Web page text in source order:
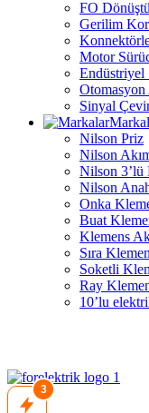
FO
Gerilim
Motor
Endüstriyel
Otomasyon
Sinyal
Nilson Priz
Nilson
Nilson 3’lü
Nilson
Onka
Buat
Klemens
Sıra
Soketli
Ray
10’lu
3